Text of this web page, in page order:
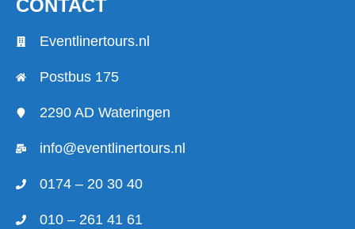
CONTACT
Eventlinertours.nl
Postbus 175
2290 AD Wateringen
info@eventlinertours.nl
0174 – 20 30 40
010 – 261 41 61